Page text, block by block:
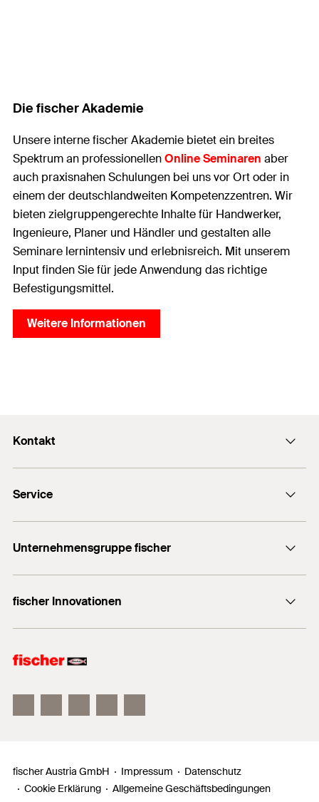
Die fischer Akademie
Unsere interne fischer Akademie bietet ein breites
Spektrum an professionellenOnline Seminaren aber
auch praxisnahen Schulungen bei uns vor Ort oder in
einem der deutschlandweiten Kompetenzzentren. Wir
bieten zielgruppengerechte Inhalte für Handwerker,
Ingenieure, Planer und Händler und gestalten alle
Seminare lernintensiv und erlebnisreich. Mit unserem
Input finden Sie für jede Anwendung das richtige
Befestigungsmittel.
Weitere Informationen
Kontakt
Kontaktformular
+43 (0) 2252 53730-0
Service
Export
Händlersuche
Informationsmaterial
Unternehmensgruppe fischer
fischertechnik
fischer Innovationen
fischer FAZ II
fischer Austria GmbH Impressum
Datenschutz
Cookie Erklärung
Allgemeine Geschäftsbedingungen